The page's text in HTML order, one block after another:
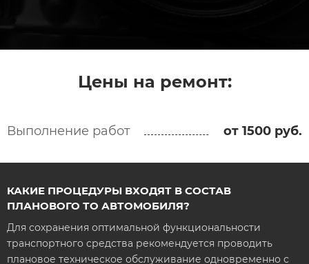
Цены на ремонт:
Выполнение работ от 1500 руб.
КАКИЕ ПРОЦЕДУРЫ ВХОДЯТ В СОСТАВ
ПЛАНОВОГО ТО АВТОМОБИЛЯ?
Для сохранения оптимальной функциональности
транспортного средства рекомендуется проводить
плановое техническое обслуживание одновременно с